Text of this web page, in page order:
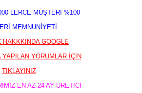
LERCE MÜŞTERİ %100
MEMNUNİYETİ
HAKKKINDA GOOGLE
YAPILAN YORUMLAR İÇİN
TIKLAYINIZ
EN AZ 24 AY ÜRETİCİ